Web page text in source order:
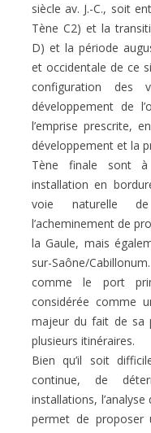
siècle av. J.-C., soit
Tène C2) et la
D) et la période
et occidentale de ce
configuration des
développement de
l’emprise prescrite,
développement et la
Tène finale sont
installation en
voie naturelle
l’acheminement de
la Gaule, mais
sur-Saône/
comme le port
considérée comme
majeur du fait de sa
plusieurs itinéraires.
Bien qu’il soit
continue, de
installations,
permet de proposer